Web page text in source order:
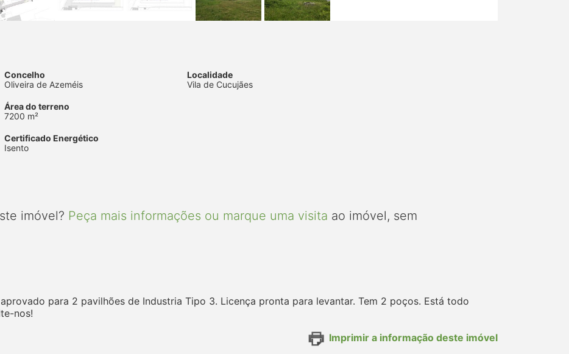
Concelho
Oliveira de Azeméis
Localidade
Vila de Cucujães
Área do terreno
7200 m²
Certificado Energético
Isento
imóvel? Peça mais informações ou marque uma visita ao imóvel, sem
para 2 pavilhões de Industria Tipo 3. Licença pronta para levantar. Tem 2 poços. Está todo
nos!
Imprimir a informação deste imóvel